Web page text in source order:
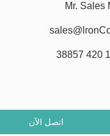
Mr. Sales
اتصل الآن